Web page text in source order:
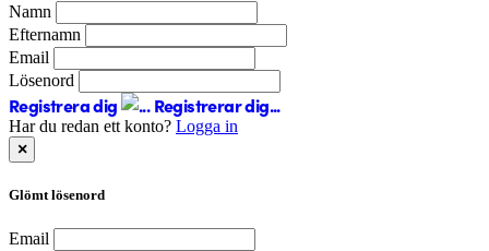
Namn
Efternamn
Email
Lösenord
Registrera dig Registrerar dig...
Har du redan ett konto? Logga in
×
Glömt lösenord
Email